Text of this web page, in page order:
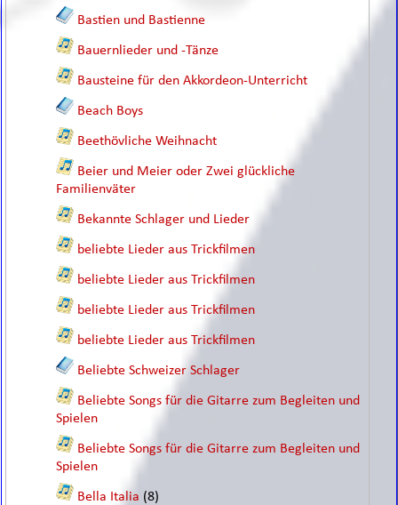
Bastien und Bastienne
Bauernlieder und -Tänze
Bausteine für den Akkordeon-Unterricht
Beach Boys
Beethövliche Weihnacht
Beier und Meier oder Zwei glückliche
Familienväter
Bekannte Schlager und Lieder
beliebte Lieder aus Trickfilmen
beliebte Lieder aus Trickfilmen
beliebte Lieder aus Trickfilmen
beliebte Lieder aus Trickfilmen
Beliebte Schweizer Schlager
Beliebte Songs für die Gitarre zum Begleiten und
Spielen
Beliebte Songs für die Gitarre zum Begleiten und
Spielen
Bella Italia (8)